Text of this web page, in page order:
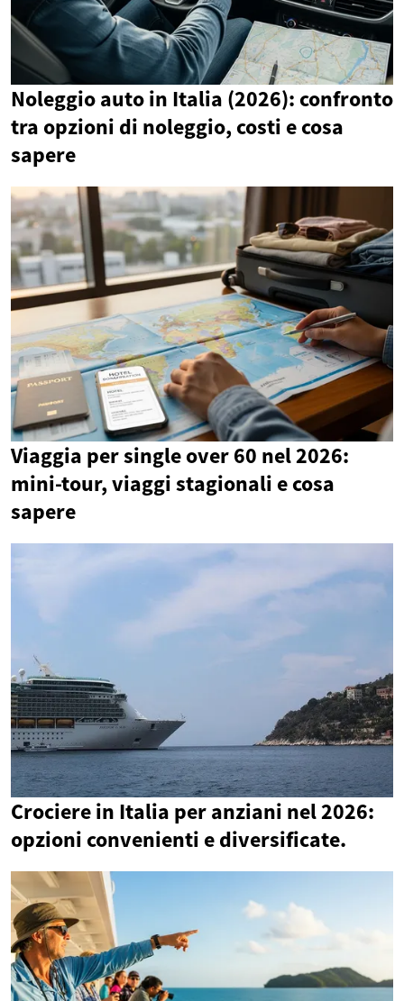
Noleggio auto in Italia (2026): confronto
tra opzioni di noleggio, costi e cosa
sapere
Viaggia per single over 60 nel 2026:
mini-tour, viaggi stagionali e cosa
sapere
Crociere in Italia per anziani nel 2026:
opzioni convenienti e diversificate.